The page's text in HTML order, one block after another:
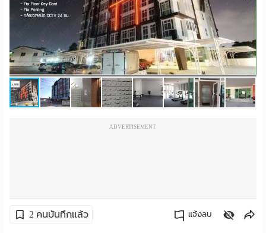
ค้นแบบละเอียด
ห้อง
ราย
เดือน
ห้อง
ADVERTISEMENT
2 คนบันทึกแล้ว แจ้งลบ